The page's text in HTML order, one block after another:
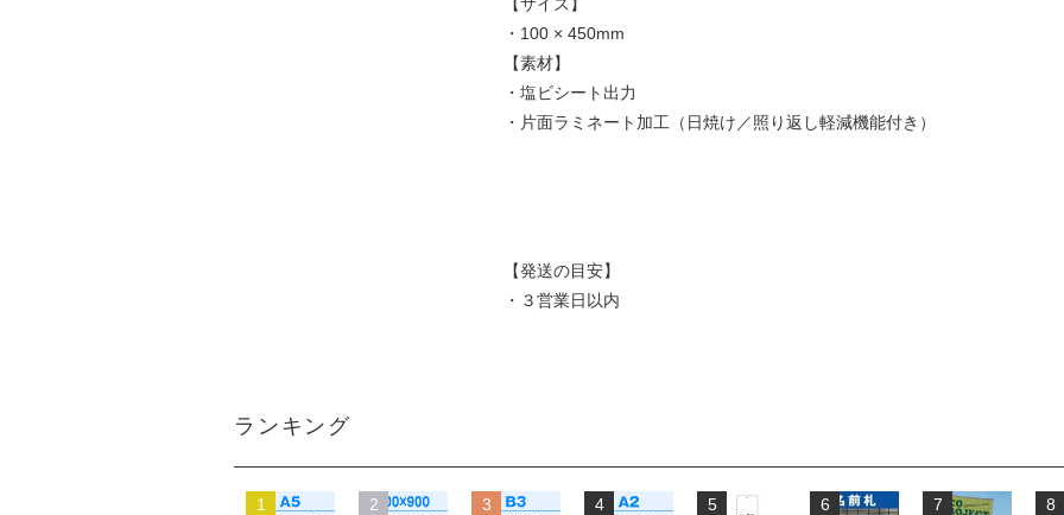
・100 × 450mm
【素材】
・塩ビシート出力
・片面ラミネート加工（日焼け／照り返し軽減機能付き）
【発送の目安】
・３営業日以内
ランキング
1 2 3 4 5 6 7 8